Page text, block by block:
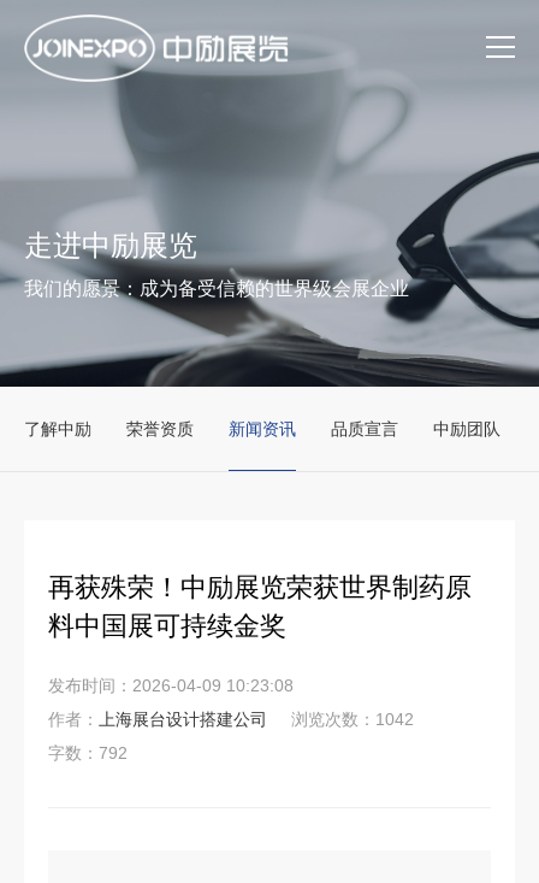
走进中励展览
我们的愿景：成为备受信赖的世界级会展企业
了解中励 荣誉资质 新闻资讯 品质宣言 中励团队
再获殊荣！中励展览荣获世界制药原
料中国展可持续金奖
发布时间：2026-04-09 10:23:08
作者：
上海展台设计搭建公司
浏览次数：1042
字数：792